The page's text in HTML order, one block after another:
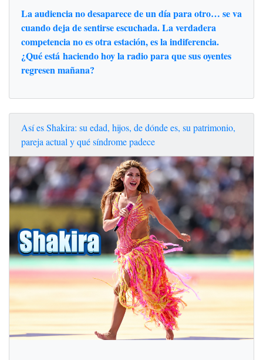
La audiencia no desaparece de un día para otro… se va
cuando deja de sentirse escuchada. La verdadera
competencia no es otra estación, es la indiferencia.
¿Qué está haciendo hoy la radio para que sus oyentes
regresen mañana?
Así es Shakira: su edad, hijos, de dónde es, su patrimonio,
pareja actual y qué síndrome padece